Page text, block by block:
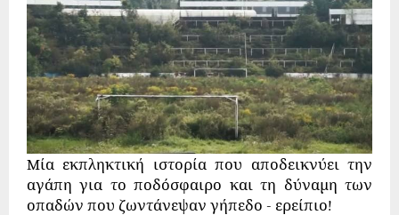
Mία εκπληκτική ιστορία που αποδεικνύει την
αγάπη για το ποδόσφαιρο και τη δύναμη των
οπαδών που ζωντάνεψαν γήπεδο - ερείπιο!